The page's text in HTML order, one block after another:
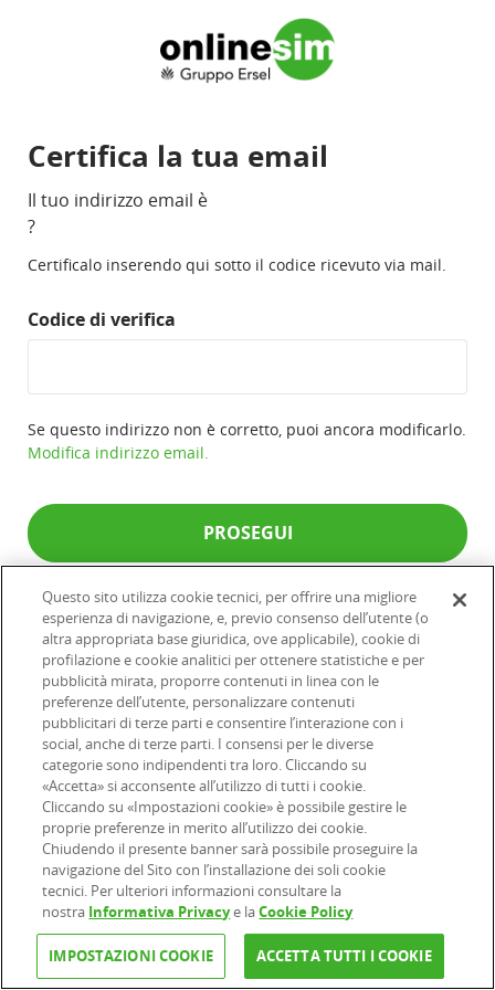
Certifica la tua email
Il tuo indirizzo email è
?
Certificalo inserendo qui sotto il codice ricevuto via mail.
Codice di verifica
Se questo indirizzo non è corretto, puoi ancora modificarlo.
Modifica indirizzo email.
PROSEGUI
Hai qualche dubbio?
Chiamaci, i nostri specialisti sono a tua disposizione
per rispondere alle tue domande.
Servizio Clienti
800.097.097
Attivo dal lunedì al venerdì dalle 9:00 alle 18:00.
Questo sito utilizza cookie tecnici, per offrire una migliore
esperienza di navigazione, e, previo consenso dell’utente (o
altra appropriata base giuridica, ove applicabile), cookie di
profilazione e cookie analitici per ottenere statistiche e per
pubblicità mirata, proporre contenuti in linea con le
preferenze dell’utente, personalizzare contenuti
pubblicitari di terze parti e consentire l’interazione con i
social, anche di terze parti. I consensi per le diverse
categorie sono indipendenti tra loro. Cliccando su
«Accetta» si acconsente all’utilizzo di tutti i cookie.
Cliccando su «Impostazioni cookie» è possibile gestire le
proprie preferenze in merito all’utilizzo dei cookie.
Chiudendo il presente banner sarà possibile proseguire la
navigazione del Sito con l’installazione dei soli cookie
tecnici. Per ulteriori informazioni consultare la
nostra Informativa Privacye laCookie Policy
IMPOSTAZIONI COOKIE ACCETTA TUTTI I COOKIE